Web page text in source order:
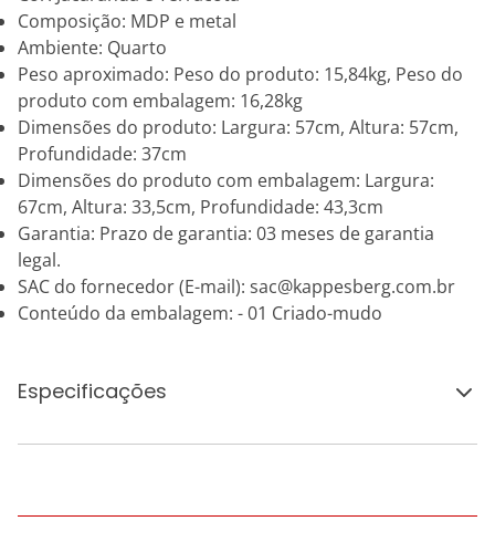
Composição: MDP e metal
Ambiente: Quarto
Peso aproximado: Peso do produto: 15,84kg, Peso do
produto com embalagem: 16,28kg
Dimensões do produto: Largura: 57cm, Altura: 57cm,
Profundidade: 37cm
Dimensões do produto com embalagem: Largura:
67cm, Altura: 33,5cm, Profundidade: 43,3cm
Garantia: Prazo de garantia: 03 meses de garantia
legal.
SAC do fornecedor (E-mail): sac@kappesberg.com.br
Conteúdo da embalagem: - 01 Criado-mudo
Especificações